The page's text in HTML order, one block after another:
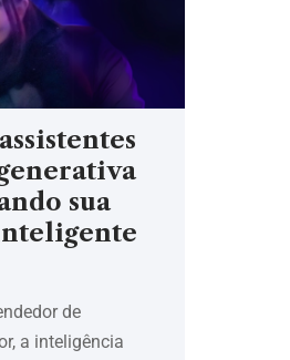
sua
de
a inteligência